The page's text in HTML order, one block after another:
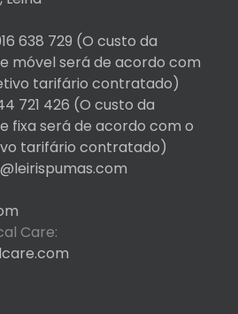
638 729 (O custo da
móvel será de acordo com
tarifário contratado)
721 426 (O custo da
fixa será de acordo com o
tarifário contratado)
Care: